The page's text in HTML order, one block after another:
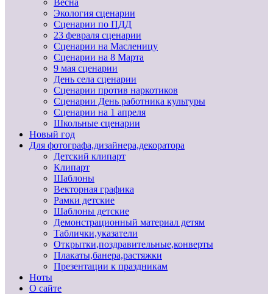
Экология сценарии
Сценарии по ПДД
23 февраля сценарии
Сценарии на Масленицу
Сценарии на 8 Марта
9 мая сценарии
День села сценарии
Сценарии против наркотиков
Сценарии День работника культуры
Сценарии на 1 апреля
Школьные сценарии
Новый год
Для фотографа,дизайнера,декоратора
Детский клипарт
Клипарт
Шаблоны
Векторная графика
Рамки детские
Шаблоны детские
Демонстрационный материал детям
Таблички,указатели
Открытки,поздравительные,конверты
Плакаты,банера,растяжки
Презентации к праздникам
Ноты
О сайте